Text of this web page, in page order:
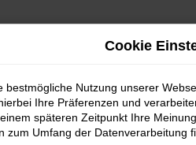
Cookie
bestmögliche Nutzung unserer
Ihre Präferenzen und
späteren Zeitpunkt Ihre
zum Umfang der Datenverarbeitung